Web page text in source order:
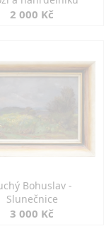
2 000 Kč
Bohuslav -
Slunečnice
3 000 Kč